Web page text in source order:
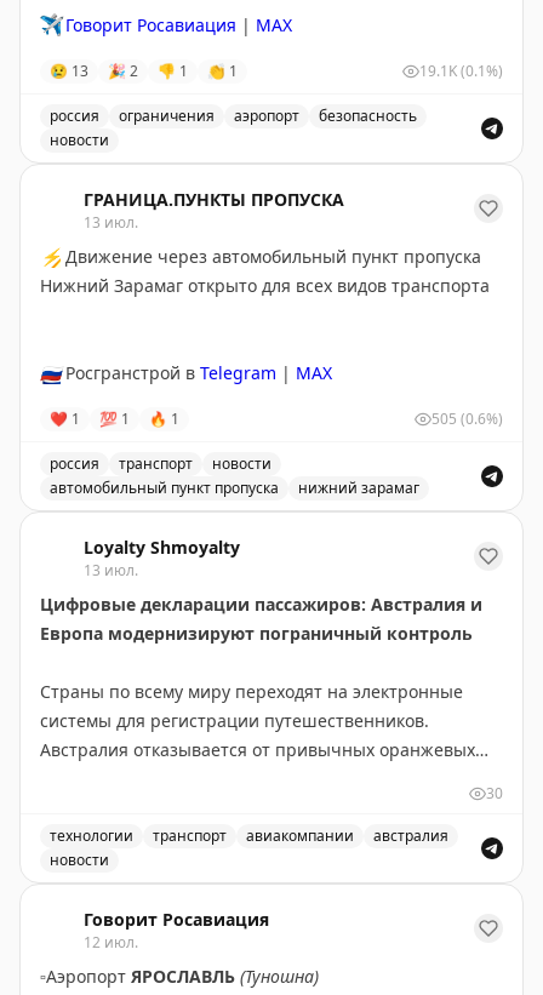
✈️ Говорит Росавиация | MAX
😢 13 🎉 2 👎 1 👏 1 19.1K(0.1%)
россия ограничения аэропорт
безопасность
новости
ГРАНИЦА.ПУНКТЫ ПРОПУСКА
13 июл.
⚡ Движение через автомобильный пункт пропуска
Нижний Зарамаг открыто для всех видов транспорта
🇷🇺Росгранстрой в Telegram | MAX
❤ 1 💯 1 🔥 1 505 (0.6%)
россия транспорт
новости
автомобильный пункт пропуска
нижний зарамаг
Loyalty Shmoyalty
13 июл.
Цифровые декларации пассажиров: Австралия и
Европа модернизируют пограничный контроль
Страны по всему миру переходят на электронные
системы для регистрации путешественников.
Австралия отказывается от привычных оранжевых
платформы Australia Travel Declaration. Новая система
будет внедрена во всех международных аэропортах и
портах в течение 12-18 месяцев. На проект выделено
программа уже запущена с авиакомпанией Qantas.
В Европе также идет модернизация пограничного
30
технологии транспорт авиакомпании
австралия
новости
Говорит Росавиация
12 июл.
▫️Аэропорт ЯРОСЛАВЛЬ (Туношна)